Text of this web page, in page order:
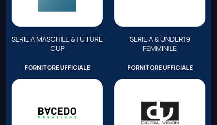
SERIE A MASCHILE & FUTURE
CUP
SERIE A & UNDER19
FEMMINILE
FORNITORE UFFICIALE FORNITORE UFFICIALE